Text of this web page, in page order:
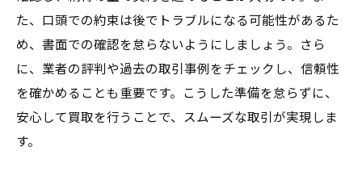
た、口頭での約束は後でトラブルになる可能性があるた
め、書面での確認を怠らないようにしましょう。さら
に、業者の評判や過去の取引事例をチェックし、信頼性
を確かめることも重要です。こうした準備を怠らずに、
安心して買取を行うことで、スムーズな取引が実現しま
す。